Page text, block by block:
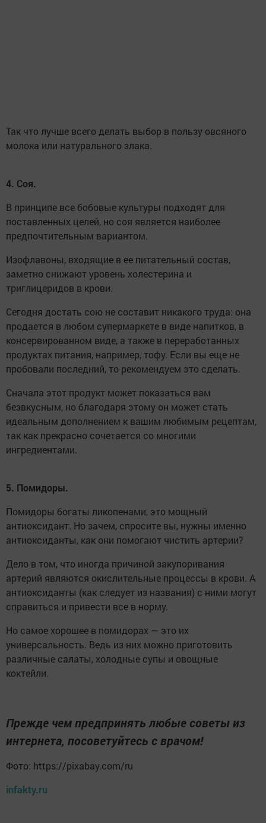
Так что лучше всего делать выбор в пользу овсяного
молока или натурального злака.
4. Соя.
В принципе все бобовые культуры подходят для
поставленных целей, но соя является наиболее
предпочтительным вариантом.
Изофлавоны, входящие в ее питательный состав,
заметно снижают уровень холестерина и
триглицеридов в крови.
Сегодня достать сою не составит никакого труда: она
продается в любом супермаркете в виде напитков, в
консервированном виде, а также в переработанных
продуктах питания, например, тофу. Если вы еще не
пробовали последний, то рекомендуем это сделать.
Сначала этот продукт может показаться вам
безвкусным, но благодаря этому он может стать
идеальным дополнением к вашим любимым рецептам,
так как прекрасно сочетается со многими
ингредиентами.
5. Помидоры.
Помидоры богаты ликопенами, это мощный
антиоксидант. Но зачем, спросите вы, нужны именно
антиоксиданты, как они помогают чистить артерии?
Дело в том, что иногда причиной закупоривания
артерий являются окислительные процессы в крови. А
антиоксиданты (как следует из названия) с ними могут
справиться и привести все в норму.
Но самое хорошее в помидорах — это их
универсальность. Ведь из них можно приготовить
различные салаты, холодные супы и овощные
коктейли.
Прежде чем предпринять любые советы из
интернета, посоветуйтесь с врачом!
Фото: https://pixabay.com/ru
infakty.ru